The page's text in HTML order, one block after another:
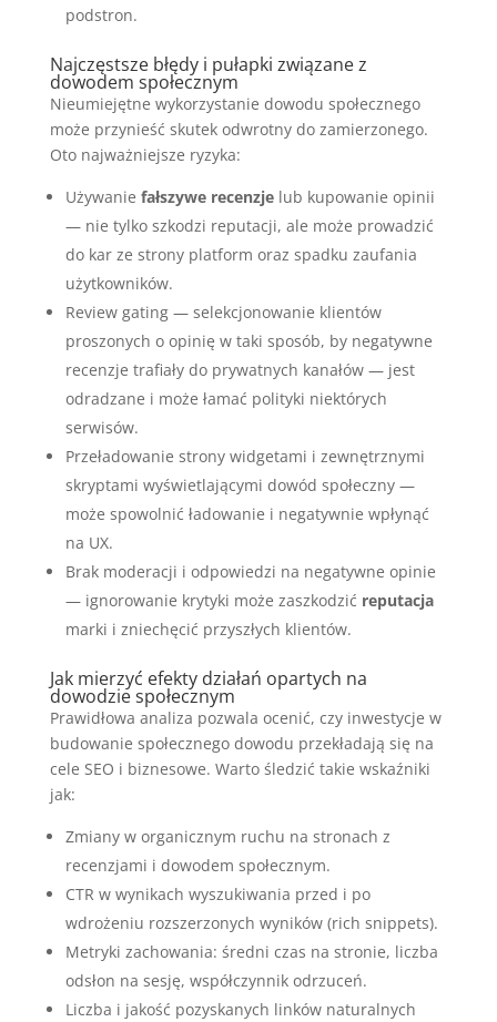
podstron.
Najczęstsze błędy i pułapki związane z
dowodem społecznym
Nieumiejętne wykorzystanie dowodu społecznego
może przynieść skutek odwrotny do zamierzonego.
Oto najważniejsze ryzyka:
Używanie fałszywe recenzjelub kupowanie opinii
— nie tylko szkodzi reputacji, ale może prowadzić
do kar ze strony platform oraz spadku zaufania
użytkowników.
Review gating — selekcjonowanie klientów
proszonych o opinię w taki sposób, by negatywne
recenzje trafiały do prywatnych kanałów — jest
odradzane i może łamać polityki niektórych
serwisów.
Przeładowanie strony widgetami i zewnętrznymi
skryptami wyświetlającymi dowód społeczny —
może spowolnić ładowanie i negatywnie wpłynąć
na UX.
Brak moderacji i odpowiedzi na negatywne opinie
— ignorowanie krytyki może zaszkodzić reputacja
marki i zniechęcić przyszłych klientów.
Jak mierzyć efekty działań opartych na
dowodzie społecznym
Prawidłowa analiza pozwala ocenić, czy inwestycje w
budowanie społecznego dowodu przekładają się na
cele SEO i biznesowe. Warto śledzić takie wskaźniki
jak:
Zmiany w organicznym ruchu na stronach z
recenzjami i dowodem społecznym.
CTR w wynikach wyszukiwania przed i po
wdrożeniu rozszerzonych wyników (rich snippets).
Metryki zachowania: średni czas na stronie, liczba
odsłon na sesję, współczynnik odrzuceń.
Liczba i jakość pozyskanych linków naturalnych